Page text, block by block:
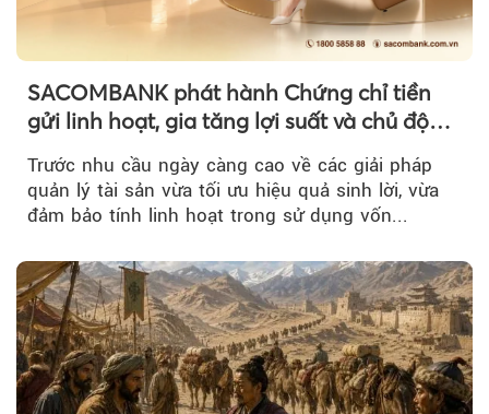
SACOMBANK phát hành Chứng chỉ tiền
gửi linh hoạt, gia tăng lợi suất và chủ động
Trước nhu cầu ngày càng cao về các giải pháp
quản lý tài sản vừa tối ưu hiệu quả sinh lời, vừa
đảm bảo tính linh hoạt trong sử dụng vốn...